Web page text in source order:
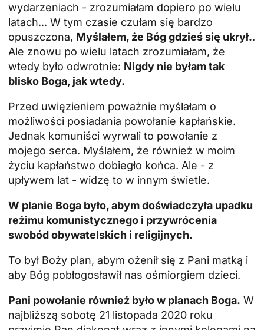
wydarzeniach - zrozumiałam dopiero po wielu
latach... W tym czasie czułam się bardzo
opuszczona, Myślałem, że Bóg gdzieś się ukrył..
Ale znowu po wielu latach zrozumiałam, że
wtedy było odwrotnie: Nigdy nie byłam tak
blisko Boga, jak wtedy.
Przed uwięzieniem poważnie myślałam o
możliwości posiadania powołanie kapłańskie.
Jednak komuniści wyrwali to powołanie z
mojego serca. Myślałem, że również w moim
życiu kapłaństwo dobiegło końca. Ale - z
upływem lat - widzę to w innym świetle.
W planie Boga było, abym doświadczyła upadku
reżimu komunistycznego i przywrócenia
swobód obywatelskich i religijnych.
To był Boży plan, abym ożenił się z Pani matką i
aby Bóg pobłogosławił nas ośmiorgiem dzieci.
Pani powołanie również było w planach Boga. W
najbliższą sobotę 21 listopada 2020 roku